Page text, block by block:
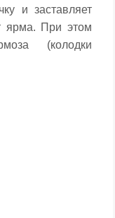
и заставляет
ярма. При этом
(колодки